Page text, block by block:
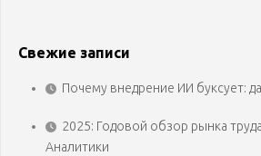
Свежие записи
Почему внедрение ИИ буксует:
2025: Годовой обзор рынка труда
Аналитики